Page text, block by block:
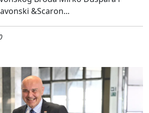
&Scaron...